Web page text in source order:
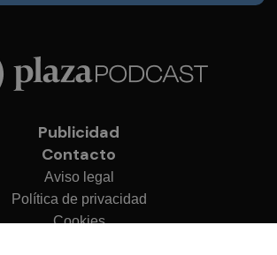
Publicidad
Contacto
Aviso legal
Política de privacidad
Cookies